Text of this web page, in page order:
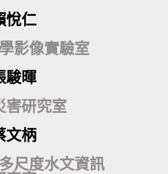
悅仁
影像實驗室
駿暉
害研究室
文柄
尺度水文資訊